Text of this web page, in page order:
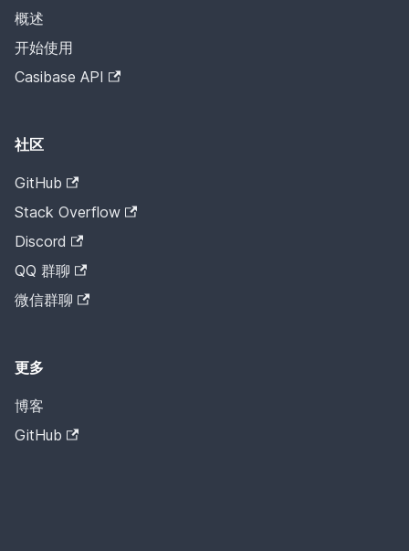
概述
开始使用
Casibase API
社区
GitHub
Stack Overflow
Discord
QQ 群聊
微信群聊
更多
博客
GitHub